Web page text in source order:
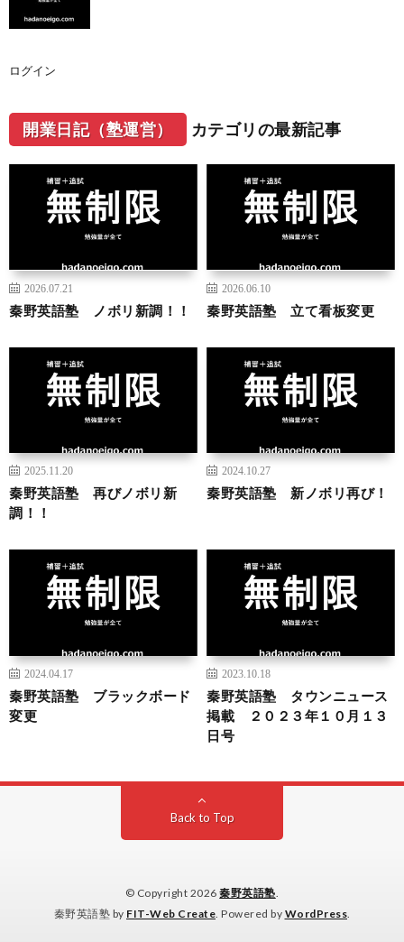
ログイン
開業日記（塾運営） カテゴリの最新記事
2026.07.21
秦野英語塾 ノボリ新調！！
2026.06.10
秦野英語塾 立て看板変更
2025.11.20
秦野英語塾 再びノボリ新
調！！
2024.10.27
秦野英語塾 新ノボリ再び！
2024.04.17
秦野英語塾 ブラックボード
変更
2023.10.18
秦野英語塾 タウンニュース
掲載 ２０２３年１０月１３
日号
Back to Top
© Copyright 2026秦野英語塾
秦野英語塾 by FIT-Web Create . Powered by WordPress